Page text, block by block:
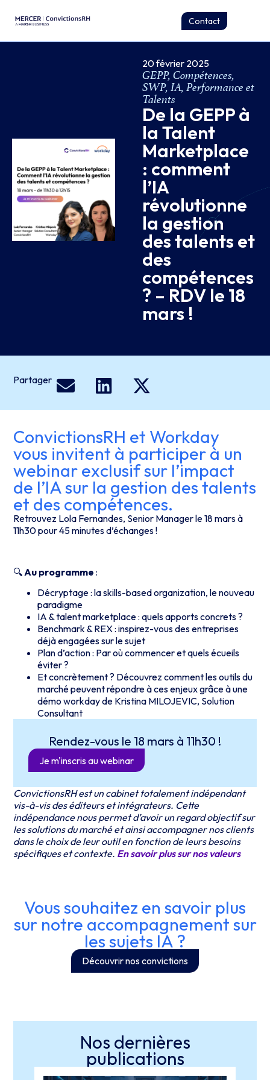
Contact
20 février 2025
GEPP, Compétences,
SWP, IA, Performance et
Talents
De la GEPP à
la Talent
Marketplace
: comment
l’IA
révolutionne
la gestion
des talents et
des
compétences
? – RDV le 18
mars !
Partager
ConvictionsRH et Workday
vous invitent à participer à un
webinar exclusif sur l’impact
de l’IA sur la gestion des talents
et des compétences.
Retrouvez Lola Fernandes, Senior Manager le 18 mars à
11h30 pour 45 minutes d’échanges !
🔍 Au programme :
Décryptage : la skills-based organization, le nouveau
paradigme
IA & talent marketplace : quels apports concrets ?
Benchmark & REX : inspirez-vous des entreprises
déjà engagées sur le sujet
Plan d’action : Par où commencer et quels écueils
éviter ?
Et concrètement ? Découvrez comment les outils du
marché peuvent répondre à ces enjeux grâce à une
démo workday de Kristina MILOJEVIC, Solution
Consultant
Rendez-vous le 18 mars à 11h30 !
Je m'inscris au webinar
ConvictionsRH est un cabinet totalement indépendant
vis-à-vis des éditeurs et intégrateurs. Cette
indépendance nous permet d’avoir un regard objectif sur
les solutions du marché et ainsi accompagner nos clients
dans le choix de leur outil en fonction de leurs besoins
spécifiques et contexte. En savoir plus sur nosvaleurs
Vous souhaitez en savoir plus
sur notre accompagnement sur
les sujets IA ?
Découvrir nos convictions
Nos dernières
publications